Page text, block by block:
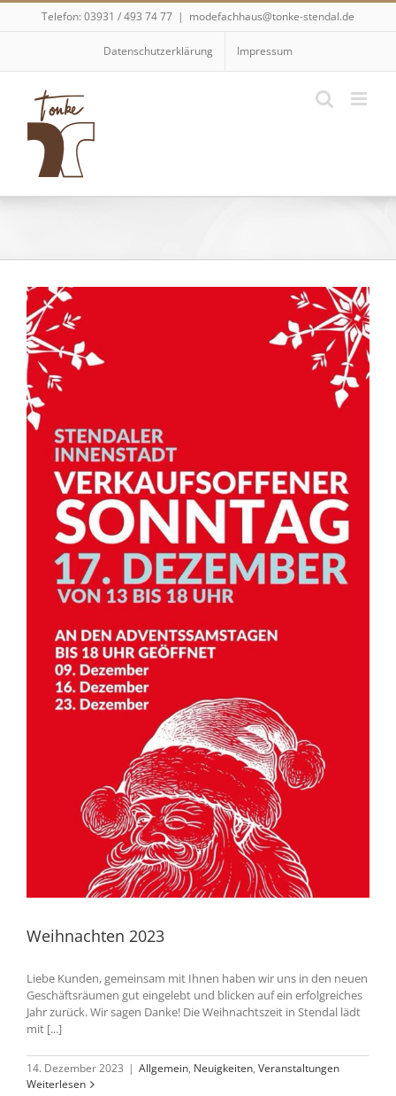
Skip
Telefon: 03931 / 493 74 77 | modefachhaus@tonke-stendal.de
Datenschutzerklärung Impressum
Weihnachten 2023
Liebe Kunden, gemeinsam mit Ihnen haben wir uns in den neuen
Geschäftsräumen gut eingelebt und blicken auf ein erfolgreiches
Jahr zurück. Wir sagen Danke! Die Weihnachtszeit in Stendal lädt
mit [...]
14. Dezember 2023 | Allgemein, Neuigkeiten, Veranstaltungen
Weiterlesen